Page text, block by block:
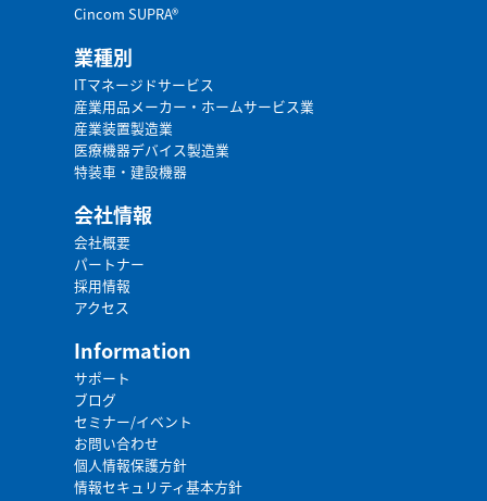
Cincom SUPRA®
業種別
ITマネージドサービス
産業用品メーカー・ホームサービス業
産業装置製造業
医療機器デバイス製造業
特装車・建設機器
会社情報
会社概要
パートナー
採用情報
アクセス
Information
サポート
ブログ
セミナー/イベント
お問い合わせ
個人情報保護方針
情報セキュリティ基本方針